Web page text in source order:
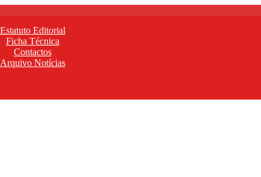
Estatuto Editorial
Ficha Técnica
Contactos
Arquivo Notícias